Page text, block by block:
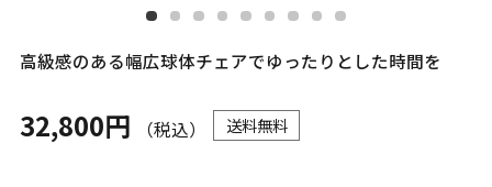
高級感のある幅広球体チェアでゆったりとした時間を
32,800円 （税込） 送料無料